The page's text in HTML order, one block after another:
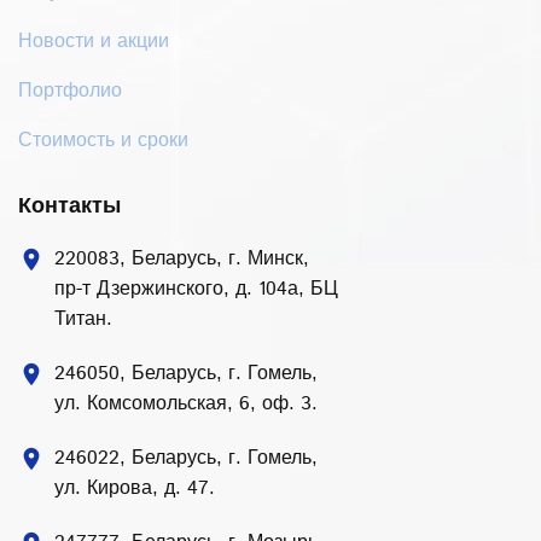
Новости и акции
Портфолио
Стоимость и сроки
Контакты
location_on 220083, Беларусь, г. Минск,
пр-т Дзержинского, д. 104а, БЦ
Титан.
location_on 246050, Беларусь, г. Гомель,
ул. Комсомольская, 6, оф. 3.
location_on 246022, Беларусь, г. Гомель,
ул. Кирова, д. 47.